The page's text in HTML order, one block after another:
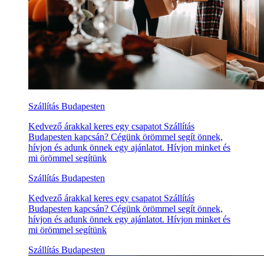
Szállítás Budapesten
Kedvező árakkal keres egy csapatot Szállítás
Budapesten kapcsán? Cégünk örömmel segít önnek,
hívjon és adunk önnek egy ajánlatot. Hívjon minket és
mi örömmel segítünk
Szállítás Budapesten
Kedvező árakkal keres egy csapatot Szállítás
Budapesten kapcsán? Cégünk örömmel segít önnek,
hívjon és adunk önnek egy ajánlatot. Hívjon minket és
mi örömmel segítünk
Szállítás Budapesten